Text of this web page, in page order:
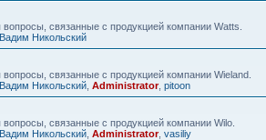
связанные с продукцией компании Watts.
Вадим Никольский
связанные с продукцией компании Wieland.
Вадим Никольский Administrator, pitoon
связанные с продукцией компании Wilo.
Вадим Никольский Administrator, vasiliy